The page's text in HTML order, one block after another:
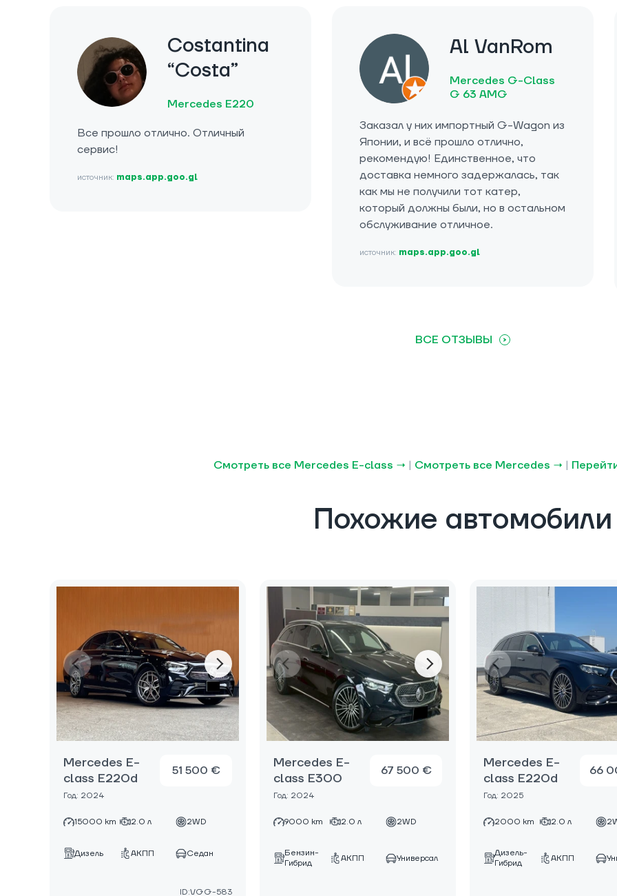
Costantina
“Costa”
Mercedes E220
Все прошло отлично. Отличный
сервис!
источник: maps.app.goo.gl
Al VanRom
Mercedes G-Class
G 63 AMG
Заказал у них импортный G-Wagon из
Японии, и всё прошло отлично,
рекомендую! Единственное, что
доставка немного задержалась, так
как мы не получили тот катер,
который должны были, но в остальном
обслуживание отличное.
источник: maps.app.goo.gl
ВСЕ ОТЗЫВЫ
Смотреть все Mercedes E-class → | Смотреть все Mercedes → |
Похожие автомобили
Mercedes E-
class E220d
Год: 2024
51 500 €
15000 km 2.0 л 2WD
Дизель АКПП Седан
ID:VGG-583
Mercedes E-
class E300
Год: 2024
67 500 €
9000 km 2.0 л 2WD
Бензин-
Гибрид
АКПП Универсал
Mercedes E-
class E220d
Год: 2025
66
2000 km 2.0 л
Дизель-
Гибрид
АКПП